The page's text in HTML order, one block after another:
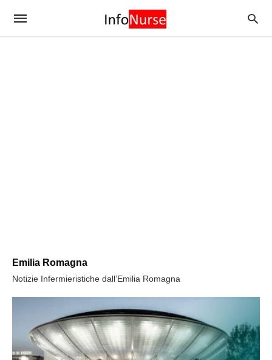
Emilia Romagna
Notizie Infermieristiche dall’Emilia Romagna